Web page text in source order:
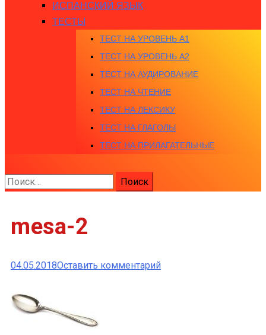
ИСПАНСКИЙ ЯЗЫК
ТЕСТЫ
ТЕСТ НА УРОВЕНЬ A1
ТЕСТ НА УРОВЕНЬ A2
ТЕСТ НА АУДИРОВАНИЕ
ТЕСТ НА ЧТЕНИЕ
ТЕСТ НА ЛЕКСИКУ
ТЕСТ НА ГЛАГОЛЫ
ТЕСТ НА ПРИЛАГАТЕЛЬНЫЕ
Найти:
mesa-2
04.05.2018Оставить комментарийк